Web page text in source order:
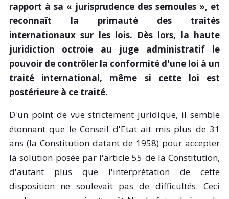
rapport à sa « jurisprudence des semoules », et
reconnaît la primauté des traités
internationaux sur les lois. Dès lors, la haute
juridiction octroie au juge administratif le
pouvoir de contrôler la conformité d'une loi à un
traité international, même si cette loi est
postérieure à ce traité.
D'un point de vue strictement juridique, il semble
étonnant que le Conseil d'Etat ait mis plus de 31
ans (la Constitution datant de 1958) pour accepter
la solution posée par l'article 55 de la Constitution,
d'autant plus que l'interprétation de cette
disposition ne soulevait pas de difficultés. Ceci